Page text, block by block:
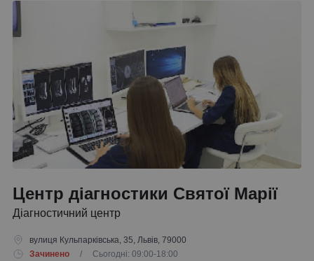
Центр діагностики Святої Марії
Діагностичний центр
вулиця Кульпарківська, 35, Львів, 79000
Зачинено
/ Сьогодні: 09:00-18:00